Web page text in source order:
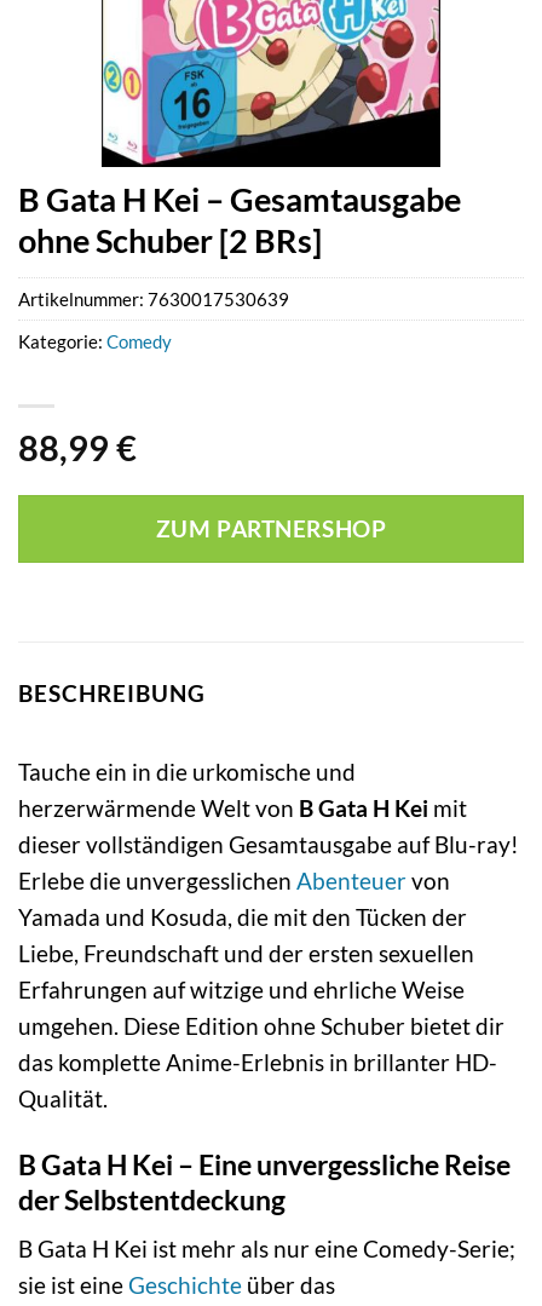
B Gata H Kei – Gesamtausgabe
ohne Schuber [2 BRs]
88,99 €
ZUM PARTNERSHOP
Artikelnummer: 7630017530639
Kategorie: Comedy
BESCHREIBUNG
Tauche ein in die urkomische und
herzerwärmende Welt von B Gata H Kei mit
dieser vollständigen Gesamtausgabe auf Blu-ray!
Erlebe die unvergesslichen Abenteuervon
Yamada und Kosuda, die mit den Tücken der
Liebe, Freundschaft und der ersten sexuellen
Erfahrungen auf witzige und ehrliche Weise
umgehen. Diese Edition ohne Schuber bietet dir
das komplette Anime-Erlebnis in brillanter HD-
Qualität.
B Gata H Kei – Eine unvergessliche Reise
der Selbstentdeckung
B Gata H Kei ist mehr als nur eine Comedy-Serie;
sie ist eineGeschichte über das